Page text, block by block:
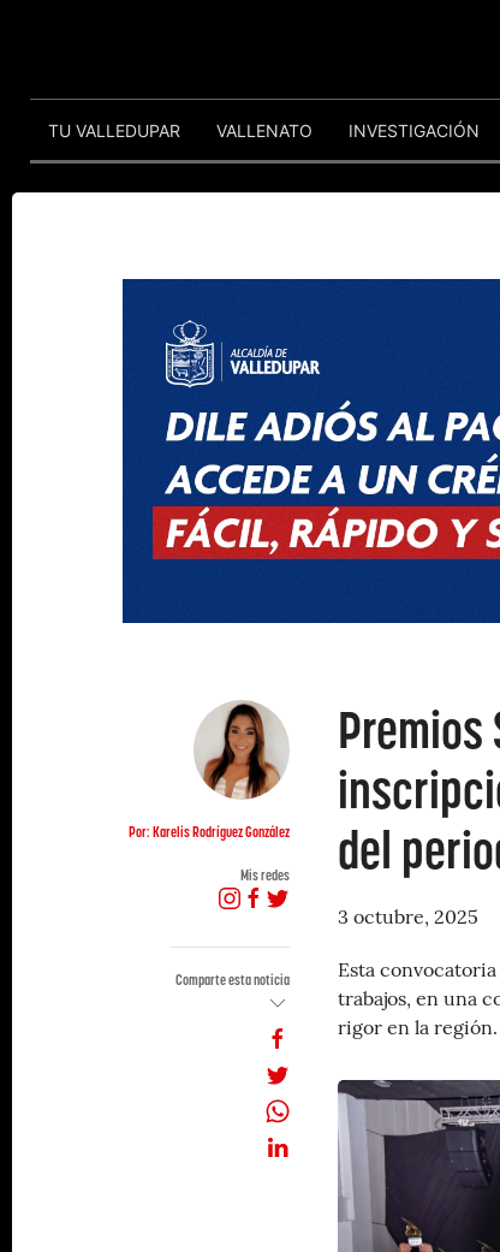
TU VALLEDUPAR VALLENATO INVESTIGACIÓN
Por: Karelis Rodríguez González
Mis redes
Comparte esta noticia
del
3 octubre, 2025
Esta
trabajos, en una
rigor en la región.